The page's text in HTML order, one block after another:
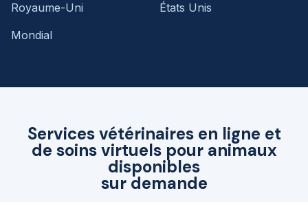
Services vétérinaires en ligne et
de soins virtuels pour animaux
disponibles
sur demande
Royaume-Uni
États Unis
Mondial